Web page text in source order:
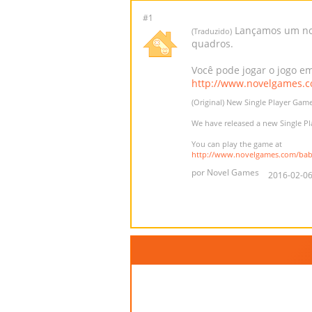
#1
(Traduzido) Lançamos um
quadros.
Você pode jogar o jogo
http://
(Original) New Single Player
We have released a new Single
You can play the game at
http://www.novelgames.com/
por Novel Games 2016-02-